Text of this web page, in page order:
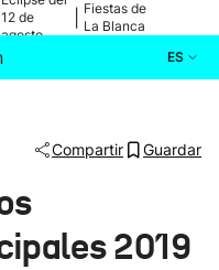
12 de
agosto
Fiestas de
La Blanca
ES
Compartir Guardar
2019